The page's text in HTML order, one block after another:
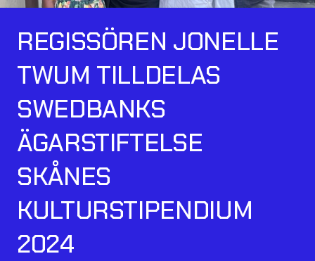
REGISSÖREN JONELLE
TWUM TILLDELAS
SWEDBANKS
ÄGARSTIFTELSE
SKÅNES
KULTURSTIPENDIUM
2024